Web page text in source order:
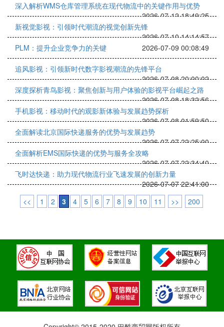
深入解析WMS仓库管理系统在现代物流中的关键作用与优势
2026-07-12 18:49:25
新视觉影视：引领时代潮流的视觉创新先锋
2026-07-10 14:14:57
PLM：提升企业竞争力的关键
2026-07-09 00:08:49
追风影视：引领新时代数字影视潮流的先锋平台
2026-07-08 20:00:02
深度探析青鸟影视：聚焦创新与用户体验的影视平台崛起之路
2026-07-08 18:32:56
手机影视：移动时代的观影新体验与发展趋势探析
2026-07-08 01:59:50
全面解读北京国际快递服务的优势与发展趋势
2026-07-07 22:25:00
全面解析EMS国际快递的优势与服务全攻略
2026-07-07 22:34:40
飞时达快递：助力现代物流行业飞速发展的创新力量
2026-07-07 22:41:00
<<
1 2 3 4 5 6 7 8 9 10 11 >> 200